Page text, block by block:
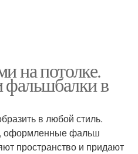
на потолке.
фальшбалки в
в любой стиль.
оформленные фальш
пространство и придают